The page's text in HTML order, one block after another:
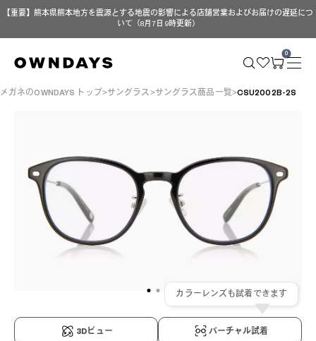
【重要】熊本県熊本地方を震源とする地震の影響による店舗営業およびお届けの遅延につ
いて（8月7日 9時更新）
0
メガネのOWNDAYS トップ サングラス サングラス商品一覧 CSU2002B-2S
3Dビュー バーチャル試着
カラーレンズも試着できます